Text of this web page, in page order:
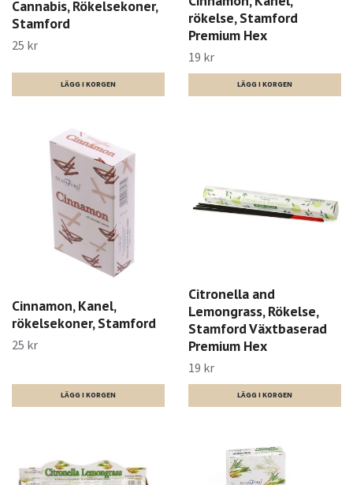
Cannabis, Rökelsekoner,
Stamford
25 kr
rökelse, Stamford
Premium Hex
19 kr
Cinnamon, Kanel,
rökelsekoner, Stamford
25 kr
Citronella and
Lemongrass, Rökelse,
Stamford Växtbaserad
Premium Hex
19 kr